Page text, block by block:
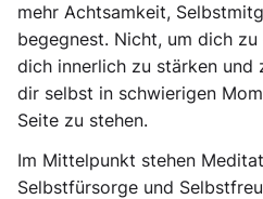
mehr Achtsamkeit,
begegnest. Nicht, um dich
dich innerlich zu stärken und
dir selbst in schwierigen
Seite zu stehen.
Im Mittelpunkt stehen
Selbstfürsorge und